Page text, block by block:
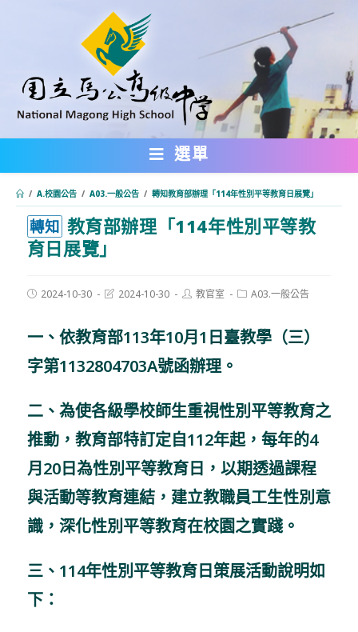
內
選單
/ A.校園公告 / A03.一般公告 / 轉知教育部辦理「114年性別平等教育日展覽」
轉知 教育部辦理「114年性別平等教
育日展覽」
Post2024-10-30
Post2024-10-30
Post教官室
PostA03.一般公告
一、依教育部113年10月1日臺教學（三）
字第1132804703A號函辦理。
二、為使各級學校師生重視性別平等教育之
推動，教育部特訂定自112年起，每年的4
月20日為性別平等教育日，以期透過課程
與活動等教育連結，建立教職員工生性別意
識，深化性別平等教育在校園之實踐。
三、114年性別平等教育日策展活動說明如
下：